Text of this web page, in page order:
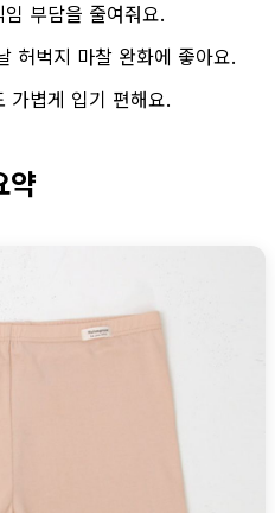
부담을 줄여줘요.
허벅지 마찰 완화에 좋아요.
가볍게 입기 편해요.
약